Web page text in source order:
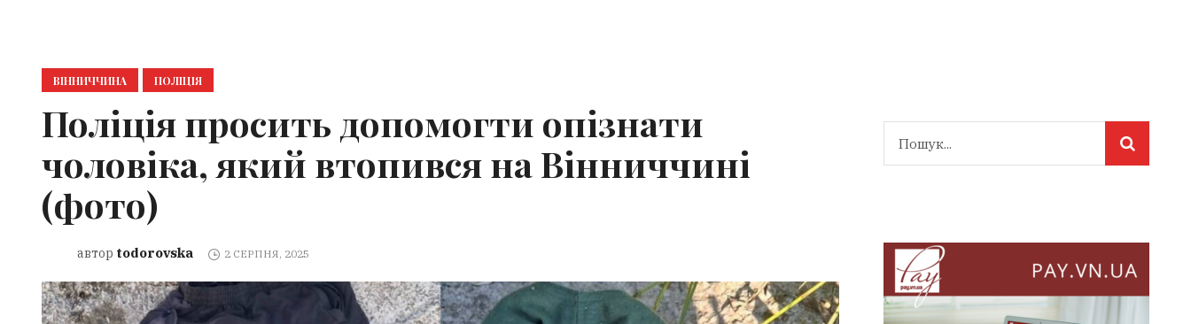
ВІННИЧЧИНА ПОЛІЦІЯ
Поліція просить допомогти опізнати
чоловіка, який втопився на Вінниччині
(фото)
автор todorovska 2 СЕРПНЯ, 2025